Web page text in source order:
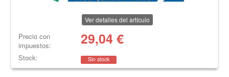
Ver detalles del artículo
Precio con
impuestos:
29,04 €
Stock: Sin stock